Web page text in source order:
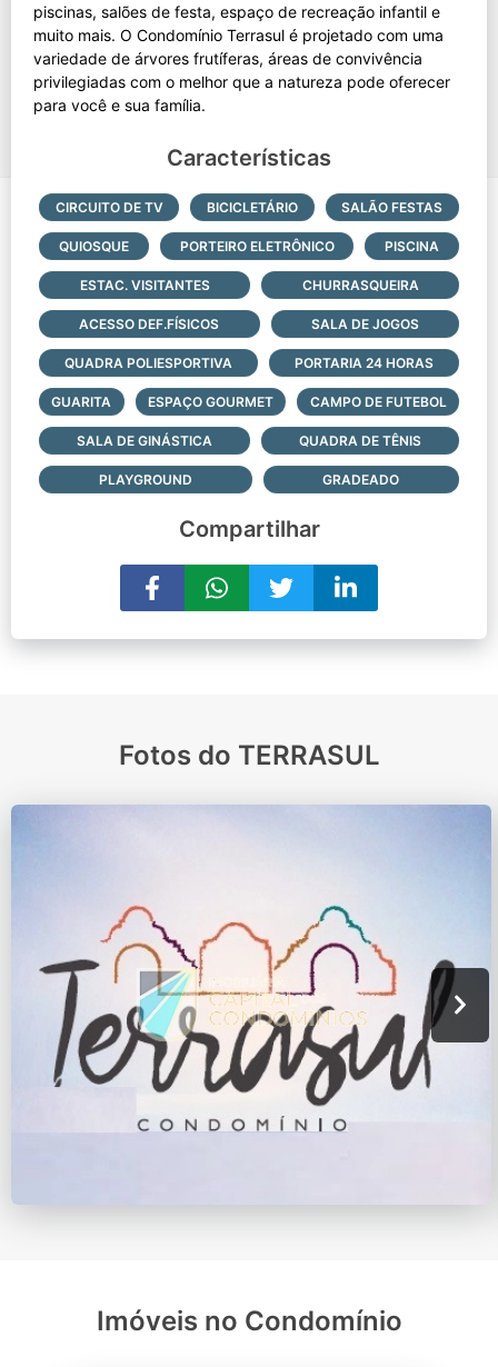
piscinas, salões de festa, espaço de recreação infantil e
muito mais. O Condomínio Terrasul é projetado com uma
variedade de árvores frutíferas, áreas de convivência
privilegiadas com o melhor que a natureza pode oferecer
Características
CIRCUITO DE TV BICICLETÁRIO SALÃO FESTAS
QUIOSQUE PORTEIRO ELETRÔNICO PISCINA
ESTAC. VISITANTES CHURRASQUEIRA
ACESSO DEF.FÍSICOS SALA DE JOGOS
QUADRA POLIESPORTIVA PORTARIA 24 HORAS
GUARITA ESPAÇO GOURMET CAMPO DE FUTEBOL
SALA DE GINÁSTICA QUADRA DE TÊNIS
PLAYGROUND GRADEADO
Compartilhar
Fotos do TERRASUL
Imóveis no Condomínio